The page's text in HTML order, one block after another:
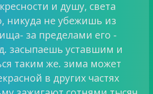
и душу, света
никуда не убежишь из
за пределами его -
засыпаешь уставшим и
таким же. зима может
в других частях